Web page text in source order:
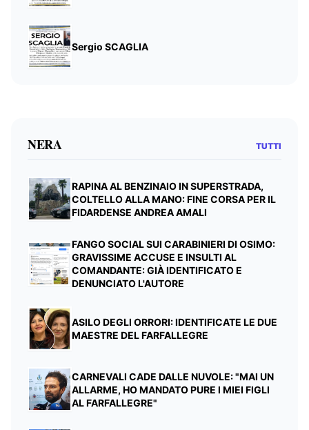
Sergio SCAGLIA
NERA TUTTI
RAPINA AL BENZINAIO IN SUPERSTRADA,
COLTELLO ALLA MANO: FINE CORSA PER IL
FIDARDENSE ANDREA AMALI
FANGO SOCIAL SUI CARABINIERI DI OSIMO:
GRAVISSIME ACCUSE E INSULTI AL
COMANDANTE: GIÀ IDENTIFICATO E
DENUNCIATO L'AUTORE
ASILO DEGLI ORRORI: IDENTIFICATE LE DUE
MAESTRE DEL FARFALLEGRE
CARNEVALI CADE DALLE NUVOLE: "MAI UN
ALLARME, HO MANDATO PURE I MIEI FIGLI
AL FARFALLEGRE"